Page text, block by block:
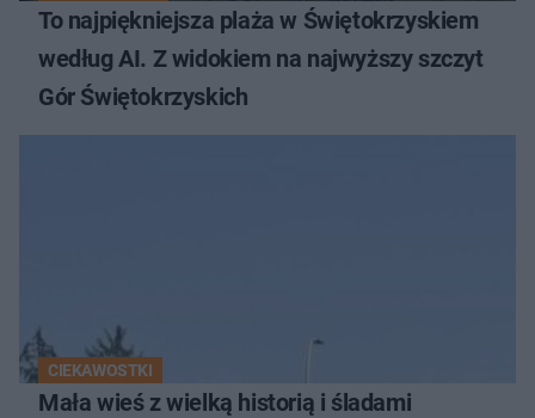
To najpiękniejsza plaża w Świętokrzyskiem
według AI. Z widokiem na najwyższy szczyt
Gór Świętokrzyskich
CIEKAWOSTKI
Mała wieś z wielką historią i śladami